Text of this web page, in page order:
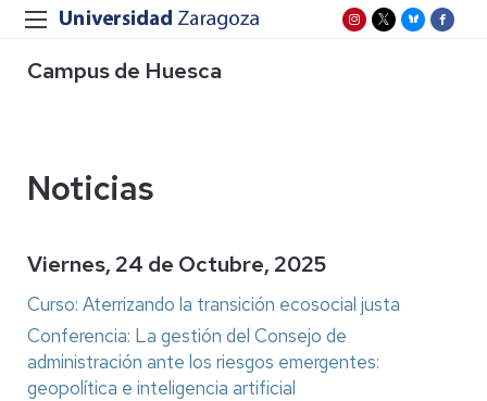
Campus de Huesca
Noticias
Viernes, 24 de Octubre, 2025
Curso: Aterrizando la transición ecosocial justa
Conferencia: La gestión del Consejo de
administración ante los riesgos emergentes:
geopolítica e inteligencia artificial